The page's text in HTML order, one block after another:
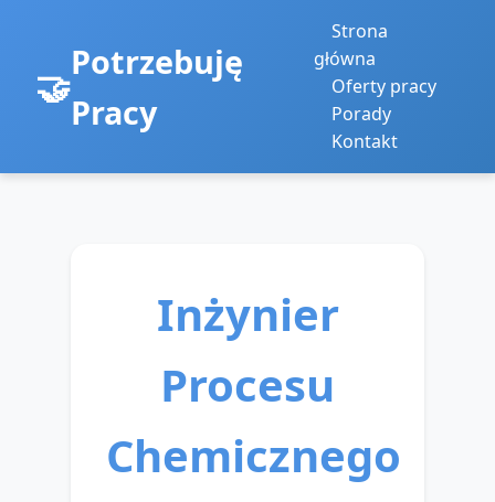
Potrzebuję
Pracy
Strona
główna
Oferty pracy
Porady
Kontakt
Inżynier
Procesu
Chemicznego